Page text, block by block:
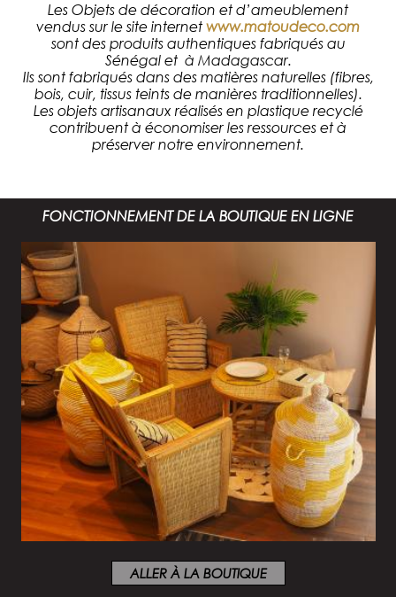
Les Objets de décoration et d’ameublement
vendus sur le site internetwww.matoudeco.com
sont des produits authentiques fabriqués au
Sénégal et à Madagascar.
Ils sont fabriqués dans des matières naturelles (fibres,
bois, cuir, tissus teints de manières traditionnelles).
Les objets artisanaux réalisés en plastique recyclé
contribuent à économiser les ressources et à
préserver notre environnement.
FONCTIONNEMENT DE LA BOUTIQUE EN LIGNE
ALLER À LA BOUTIQUE